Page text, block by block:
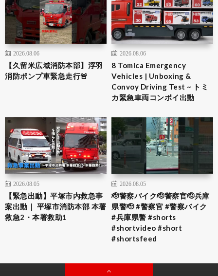
2026.08.06
【久留米広域消防本部】浮羽
消防ポンプ車緊急走行🚨
2026.08.06
8 Tomica Emergency
Vehicles | Unboxing &
Convoy Driving Test ~ トミ
カ緊急車両コンボイ出動
2026.08.05
【緊急出動】平塚市内救急事
案出動｜ 平塚市消防本部 本署
救急2・本署救助1
2026.08.05
🫡警察バイク🫡警察官🫡兵庫
県警🫡 #警察官 #警察バイク
#兵庫県警 #shorts
#shortvideo #short
#shortsfeed